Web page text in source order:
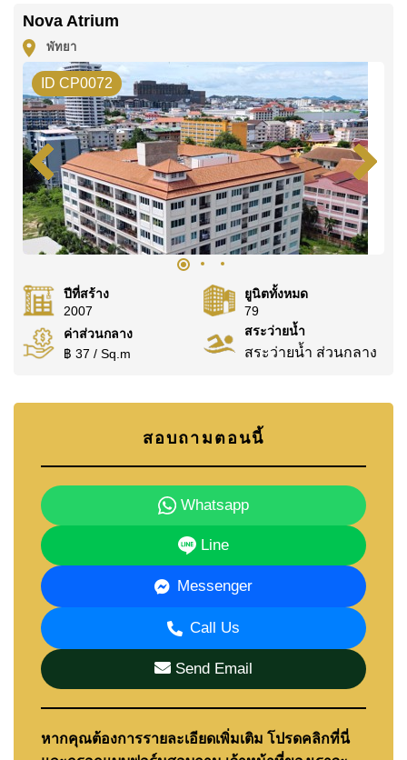
หรือ อีเมลinfo@cornerstone.co.th
WhatsApp ของสำนักงาน:
@cornerstonepattaya
Nova Atrium
พัทยา
ID CP0072
ปีที่สร้าง
2007
ยูนิตทั้งหมด
79
ค่าส่วนกลาง
฿ 37 / Sq.m
สระว่ายน้ำ
สระว่ายน้ำ ส่วนกลาง
สอบถามตอนนี้
Whatsapp
Line
Messenger
Call Us
Send Email
หากคุณต้องการรายละเอียดเพิ่มเติม โปรดคลิกที่นี่